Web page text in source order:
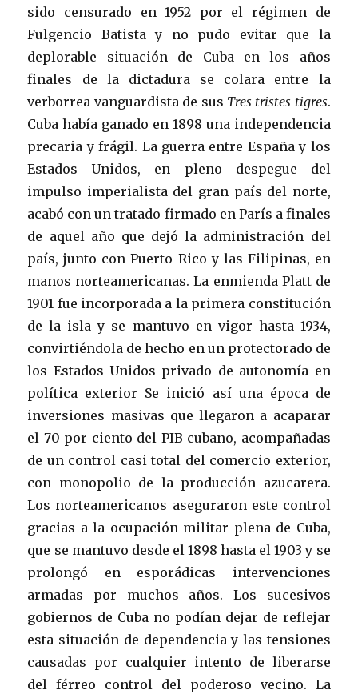
sido censurado en 1952 por el régimen de
Fulgencio Batista y no pudo evitar que la
deplorable situación de Cuba en los años
finales de la dictadura se colara entre la
verborrea vanguardista de sus Tres tristes tigres.
Cuba había ganado en 1898 una independencia
precaria y frágil. La guerra entre España y los
Estados Unidos, en pleno despegue del
impulso imperialista del gran país del norte,
acabó con un tratado firmado en París a finales
de aquel año que dejó la administración del
país, junto con Puerto Rico y las Filipinas, en
manos norteamericanas. La enmienda Platt de
1901 fue incorporada a la primera constitución
de la isla y se mantuvo en vigor hasta 1934,
convirtiéndola de hecho en un protectorado de
los Estados Unidos privado de autonomía en
política exterior Se inició así una época de
inversiones masivas que llegaron a acaparar
el 70 por ciento del PIB cubano, acompañadas
de un control casi total del comercio exterior,
con monopolio de la producción azucarera.
Los norteamericanos aseguraron este control
gracias a la ocupación militar plena de Cuba,
que se mantuvo desde el 1898 hasta el 1903 y se
prolongó en esporádicas intervenciones
armadas por muchos años. Los sucesivos
gobiernos de Cuba no podían dejar de reflejar
esta situación de dependencia y las tensiones
causadas por cualquier intento de liberarse
del férreo control del poderoso vecino. La